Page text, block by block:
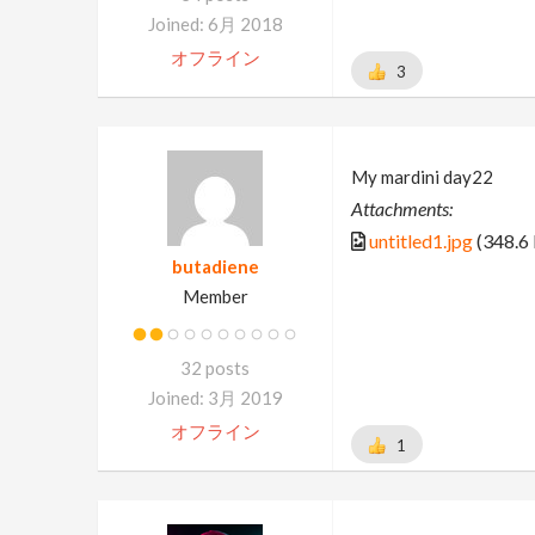
Joined: 6月 2018
オフライン
3
butadiene
Member
32 posts
Joined: 3月 2019
オフライン
My mardini day22
Attachments:
untitled1.jpg(348.6
1